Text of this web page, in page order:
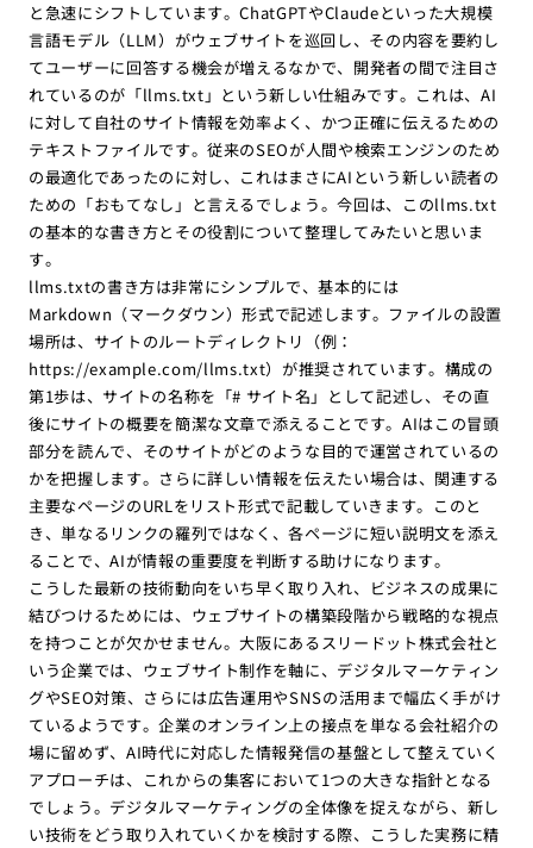
と急速にシフトしています。ChatGPTやClaudeといった大規模
言語モデル（LLM）がウェブサイトを巡回し、その内容を要約し
てユーザーに回答する機会が増えるなかで、開発者の間で注目さ
れているのが「llms.txt」という新しい仕組みです。これは、AI
に対して自社のサイト情報を効率よく、かつ正確に伝えるための
テキストファイルです。従来のSEOが人間や検索エンジンのため
の最適化であったのに対し、これはまさにAIという新しい読者の
ための「おもてなし」と言えるでしょう。今回は、このllms.txt
の基本的な書き方とその役割について整理してみたいと思いま
す。
llms.txtの書き方は非常にシンプルで、基本的には
Markdown（マークダウン）形式で記述します。ファイルの設置
場所は、サイトのルートディレクトリ（例：
https://example.com/llms.txt）が推奨されています。構成の
第1歩は、サイトの名称を「# サイト名」として記述し、その直
後にサイトの概要を簡潔な文章で添えることです。AIはこの冒頭
部分を読んで、そのサイトがどのような目的で運営されているの
かを把握します。さらに詳しい情報を伝えたい場合は、関連する
主要なページのURLをリスト形式で記載していきます。このと
き、単なるリンクの羅列ではなく、各ページに短い説明文を添え
ることで、AIが情報の重要度を判断する助けになります。
こうした最新の技術動向をいち早く取り入れ、ビジネスの成果に
結びつけるためには、ウェブサイトの構築段階から戦略的な視点
を持つことが欠かせません。大阪にあるスリードット株式会社と
いう企業では、ウェブサイト制作を軸に、デジタルマーケティン
グやSEO対策、さらには広告運用やSNSの活用まで幅広く手がけ
ているようです。企業のオンライン上の接点を単なる会社紹介の
場に留めず、AI時代に対応した情報発信の基盤として整えていく
アプローチは、これからの集客において1つの大きな指針となる
でしょう。デジタルマーケティングの全体像を捉えながら、新し
い技術をどう取り入れていくかを検討する際、こうした実務に精